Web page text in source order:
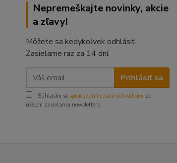
Nepremeškajte novinky, akcie
a zľavy!
Môžete sa kedykoľvek odhlásiť.
Zasielame raz za 14 dní.
Prihlásiť sa
Súhlasím so spracovaním osobných údajov za
účelom zasielania newslettera.